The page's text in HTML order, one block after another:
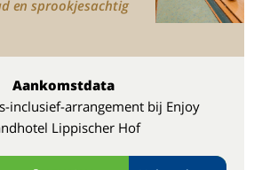
en sprookjesachtig
Aankomstdata
inclusief-arrangement bij Enjoy
Lippischer Hof